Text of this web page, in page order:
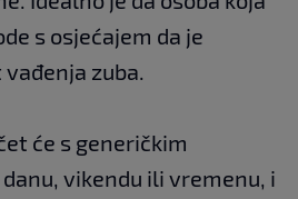
s osjećajem da je
zuba.
će s generičkim
vikendu ili vremenu, i